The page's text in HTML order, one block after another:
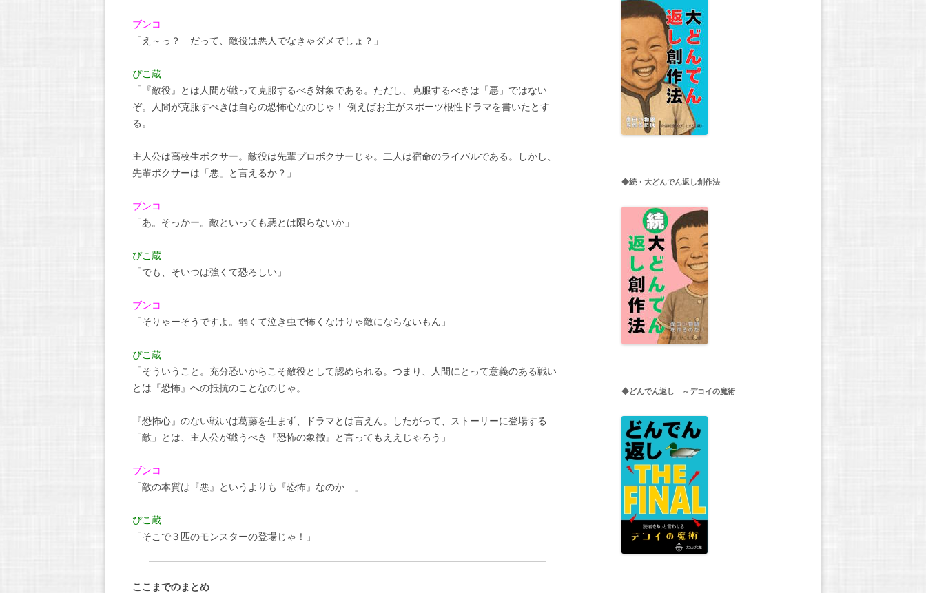
ブンコ
「え～っ？ だって、敵役は悪人でなきゃダメでしょ？」
ぴこ蔵
「『敵役』とは人間が戦って克服するべき対象である。ただし、克服するべきは「悪」ではない
ぞ。人間が克服すべきは自らの恐怖心なのじゃ！ 例えばお主がスポーツ根性ドラマを書いたとす
る。
主人公は高校生ボクサー。敵役は先輩プロボクサーじゃ。二人は宿命のライバルである。しかし、
先輩ボクサーは「悪」と言えるか？」
ブンコ
「あ。そっかー。敵といっても悪とは限らないか」
ぴこ蔵
「でも、そいつは強くて恐ろしい」
ブンコ
「そりゃーそうですよ。弱くて泣き虫で怖くなけりゃ敵にならないもん」
ぴこ蔵
「そういうこと。充分恐いからこそ敵役として認められる。つまり、人間にとって意義のある戦い
とは『恐怖』への抵抗のことなのじゃ。
『恐怖心』のない戦いは葛藤を生まず、ドラマとは言えん。したがって、ストーリーに登場する
「敵」とは、主人公が戦うべき『恐怖の象徴』と言ってもええじゃろう」
ブンコ
「敵の本質は『悪』というよりも『恐怖』なのか…」
ぴこ蔵
「そこで３匹のモンスターの登場じゃ！」
ここまでのまとめ
◆続・大どんでん返し創作法
◆どんでん返し ～デコイの魔術